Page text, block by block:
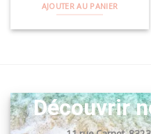
AJOUTER AU PANIER
Découvrir